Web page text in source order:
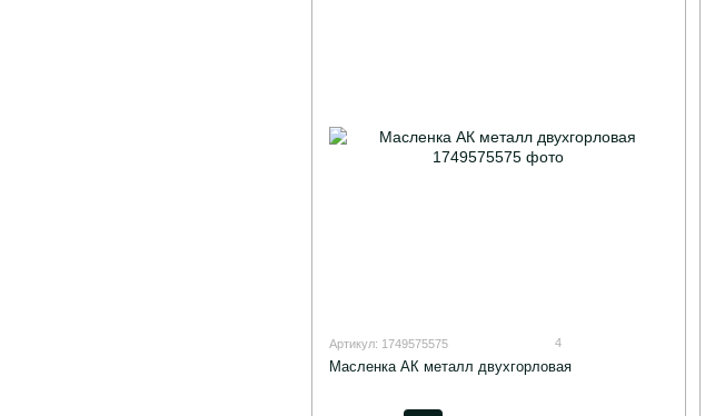
Артикул: 1749575575 4
Масленка АК металл двухгорловая